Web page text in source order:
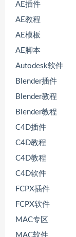
AE插件
AE教程
AE模板
AE脚本
Autodesk软件
Blender插件
Blender教程
Blender教程
C4D插件
C4D教程
C4D教程
C4D软件
FCPX插件
FCPX软件
MAC专区
MAC软件